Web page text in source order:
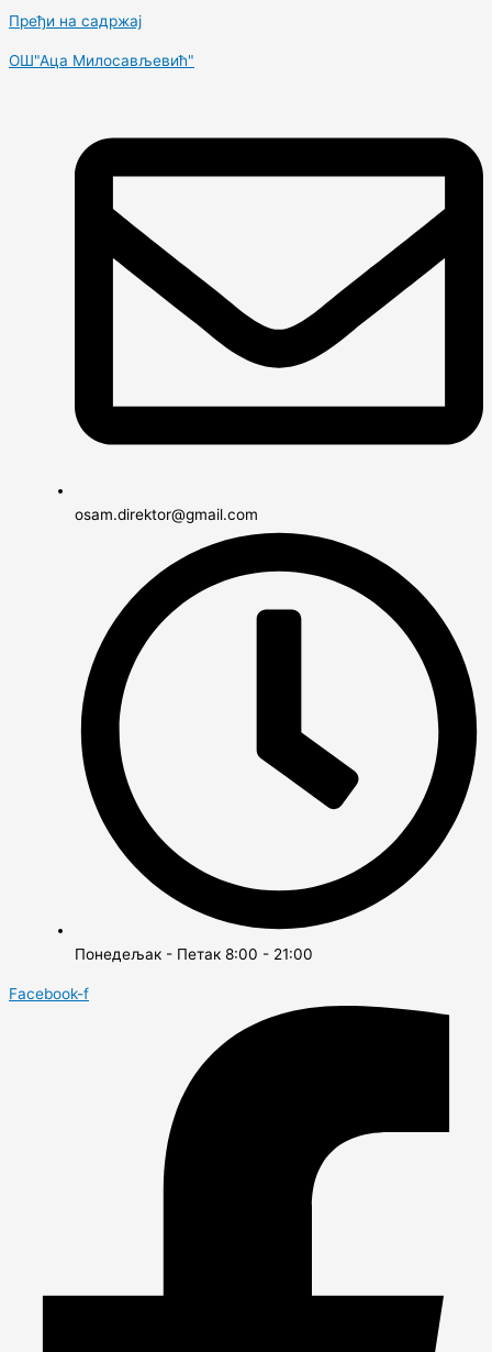
Пређи на садржај
OШ"Аца Милосављевић"
osam.direktor@gmail.com
Понедељак - Петак 8:00 - 21:00
Facebook-f